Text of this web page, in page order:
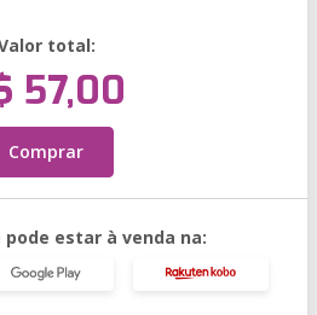
total:
57,00
Comprar
estar à venda na: